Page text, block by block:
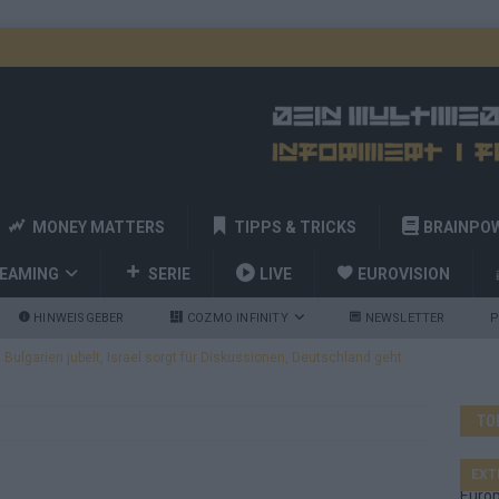
MONEY MATTERS TIPPS & TRICKS
SERIE LIVE EUROVISION
HINWEISGEBER COZMO INFINITY NEWSLETTER
Bulgarien jubelt, Israel sorgt für Diskussionen, Deutschland geht
und Billy Joel – das ESC-Finale wird eine Party